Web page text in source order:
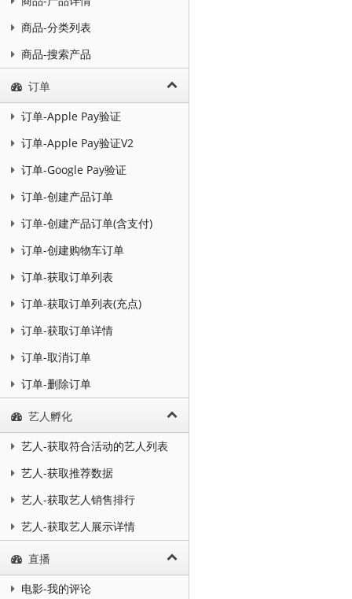
商品-分类列表
商品-搜索产品
订单
订单-Apple Pay验证
订单-Apple Pay验证V2
订单-Google Pay验证
订单-创建产品订单
订单-创建产品订单(含支付)
订单-创建购物车订单
订单-获取订单列表
订单-获取订单列表(充点)
订单-获取订单详情
订单-取消订单
订单-删除订单
艺人孵化
艺人-获取符合活动的艺人列表
艺人-获取推荐数据
艺人-获取艺人销售排行
艺人-获取艺人展示详情
直播
电影-我的评论